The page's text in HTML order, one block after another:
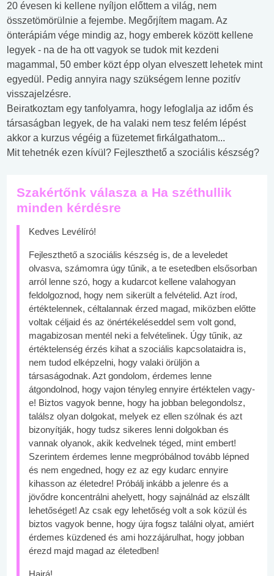
20 évesen ki kellene nyíljon előttem a világ, nem
összetömörülnie a fejembe. Megőrjítem magam. Az
önterápiám vége mindig az, hogy emberek között kellene
legyek - na de ha ott vagyok se tudok mit kezdeni
magammal, 50 ember közt épp olyan elveszett lehetek mint
egyedül. Pedig annyira nagy szükségem lenne pozitív
visszajelzésre.
Beiratkoztam egy tanfolyamra, hogy lefoglalja az időm és
társaságban legyek, de ha valaki nem tesz felém lépést
akkor a kurzus végéig a füzetemet firkálgathatom...
Mit tehetnék ezen kívül? Fejleszthető a szociális készség?
Szakértőnk válasza a Ha széthullik
minden kérdésre
Kedves Levélíró!
Fejleszthető a szociális készség is, de a leveledet
olvasva, számomra úgy tűnik, a te esetedben elsősorban
arról lenne szó, hogy a kudarcot kellene valahogyan
feldolgoznod, hogy nem sikerült a felvételid. Azt írod,
értéktelennek, céltalannak érzed magad, miközben előtte
voltak céljaid és az önértékeléseddel sem volt gond,
magabizosan mentél neki a felvételinek. Úgy tűnik, az
értéktelenség érzés kihat a szociális kapcsolataidra is,
nem tudod elképzelni, hogy valaki örüljön a
társaságodnak. Azt gondolom, érdemes lenne
átgondolnod, hogy vajon tényleg ennyire értéktelen vagy-
e! Biztos vagyok benne, hogy ha jobban belegondolsz,
találsz olyan dolgokat, melyek ez ellen szólnak és azt
bizonyítják, hogy tudsz sikeres lenni dolgokban és
vannak olyanok, akik kedvelnek téged, mint embert!
Szerintem érdemes lenne megpróbálnod tovább lépned
és nem engedned, hogy ez az egy kudarc ennyire
kihasson az életedre! Próbálj inkább a jelenre és a
jövődre koncentrálni ahelyett, hogy sajnálnád az elszállt
lehetőséget! Az csak egy lehetőség volt a sok közül és
biztos vagyok benne, hogy újra fogsz találni olyat, amiért
érdemes küzdened és ami hozzájárulhat, hogy jobban
érezd majd magad az életedben!
Hajrá!